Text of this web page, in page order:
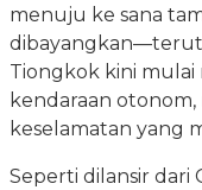
menuju ke sana
Tiongkok kini
kendaraan
keselamatan yang
Seperti dilansir dari